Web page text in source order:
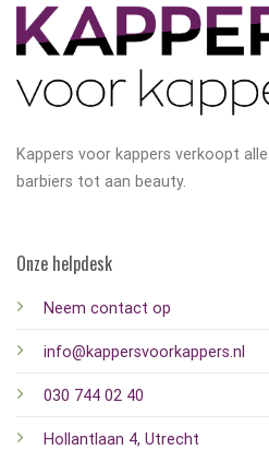
Kappers voor kappers verkoopt
barbiers tot aan beauty.
Onze helpdesk
Neem contact op
info@kappersvoorkappers.nl
030 744 02 40
Hollantlaan 4, Utrecht